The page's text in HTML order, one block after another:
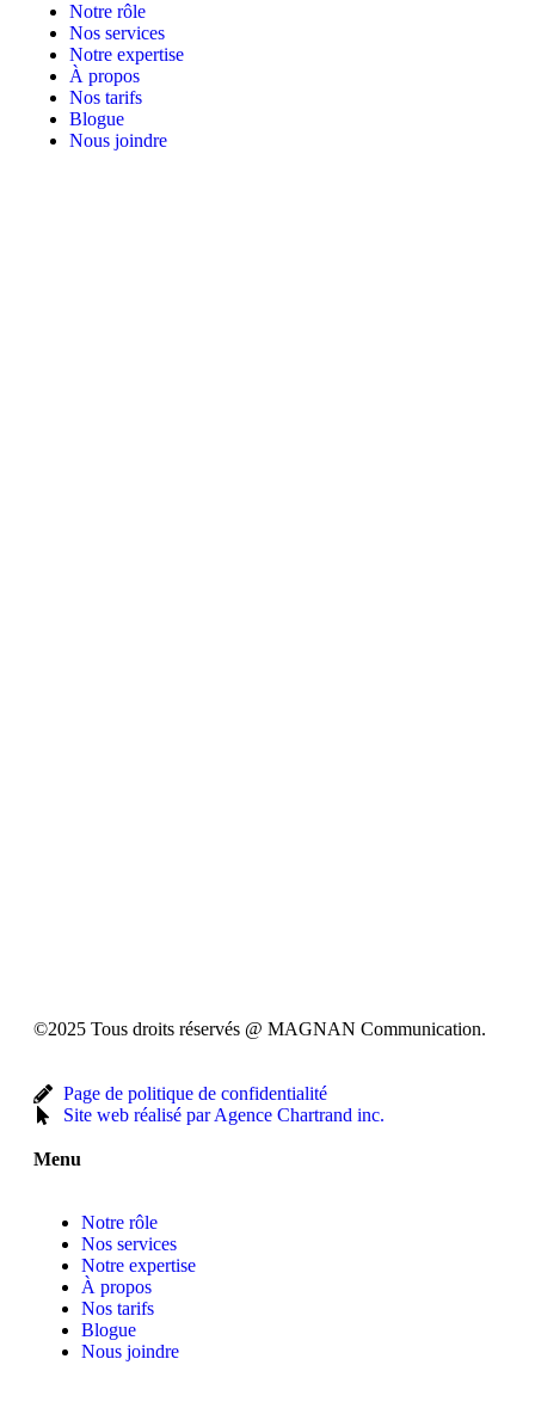
Notre rôle
Nos services
Notre expertise
À propos
Nos tarifs
Blogue
Nous joindre
©2025 Tous droits réservés @ MAGNAN Communication.
Page de politique de confidentialité
Site web réalisé par Agence Chartrand inc.
Menu
Notre rôle
Nos services
Notre expertise
À propos
Nos tarifs
Blogue
Nous joindre